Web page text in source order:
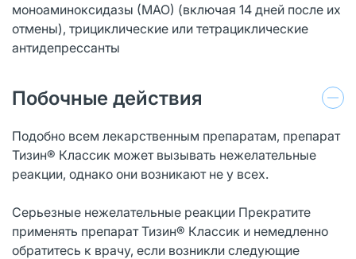
моноаминоксидазы (МАО) (включая 14 дней после их
отмены), трициклические или тетрациклические
антидепрессанты
Побочные действия
Подобно всем лекарственным препаратам, препарат
Тизин® Классик может вызывать нежелательные
реакции, однако они возникают не у всех.
Серьезные нежелательные реакции Прекратите
применять препарат Тизин® Классик и немедленно
обратитесь к врачу, если возникли следующие